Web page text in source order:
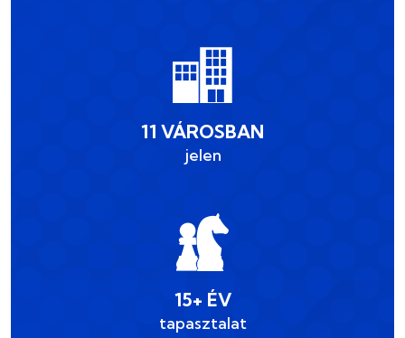
11 VÁROSBAN
jelen
15+ ÉV
tapasztalat